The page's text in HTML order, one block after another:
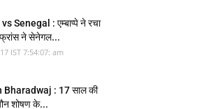
Senegal : एम्बाप्पे ने रचा
फ्रांस ने सेनेगल...
IST 7:54:07: am
Bharadwaj : 17 साल की
शोषण के...